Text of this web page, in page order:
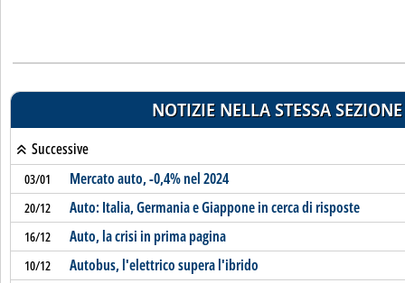
NOTIZIE NELLA STESSA SEZIONE
Successive
03/01 Mercato auto, -0,4% nel 2024
20/12 Auto: Italia, Germania e Giappone in cerca di risposte
16/12 Auto, la crisi in prima pagina
10/12 Autobus, l'elettrico supera l'ibrido